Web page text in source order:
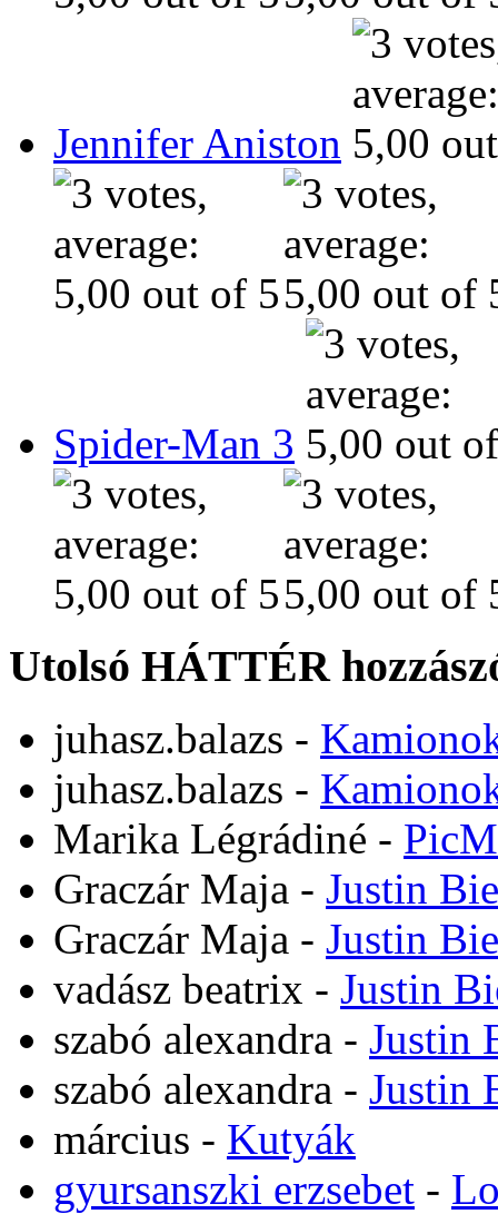
Jennifer Aniston
Spider-Man 3
Utolsó HÁTTÉR
juhasz.balazs -
juhasz.balazs -
Marika Légrádiné -
Graczár Maja - Justin
Graczár Maja - Justin
vadász beatrix - Justin
szabó alexandra - Justin
szabó alexandra - Justin
március - Kutyák
gyursanszki erzsebet -